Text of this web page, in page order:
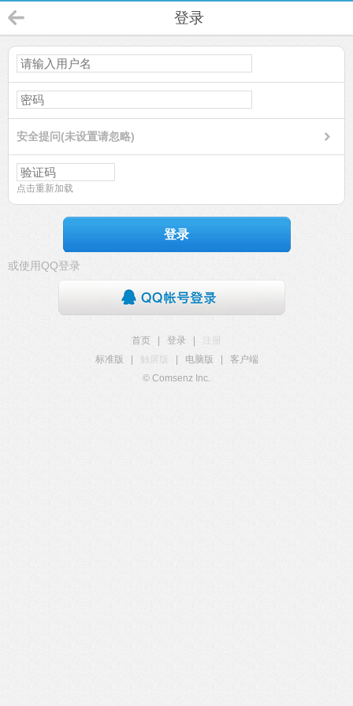
登录
安全提问(未设置请忽略)
点击重新加载
登录
或使用QQ登录
首页 登录
注册
标准版
触屏版 电脑版
客户端
© Comsenz Inc.